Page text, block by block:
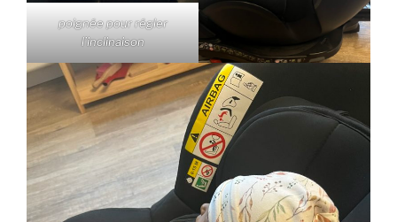
poignée pour régler
l’inclinaison